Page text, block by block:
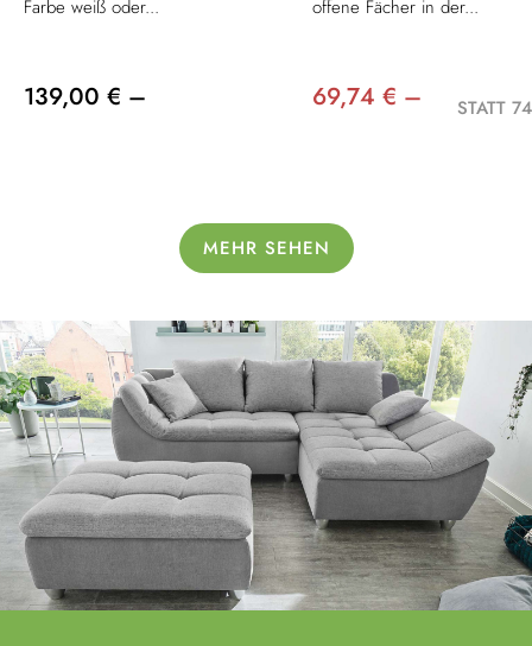
Farbe weiß oder...
139,00 € –
offene Fächer in der...
69,74 € – STATT
MEHR SEHEN